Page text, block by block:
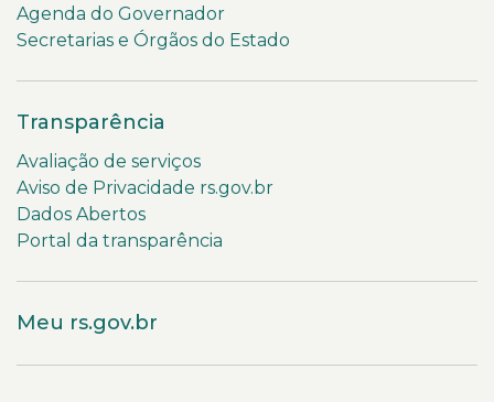
Agenda do Governador
Secretarias e Órgãos do Estado
Transparência
Avaliação de serviços
Aviso de Privacidade rs.gov.br
Dados Abertos
Portal da transparência
Meu rs.gov.br